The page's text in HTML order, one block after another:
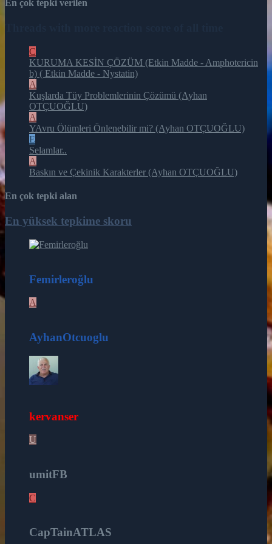
En çok tepki verilen
C
KURUMA KESİN ÇÖZÜM (Etkin Madde - Amphotericin
b) ( Etkin Madde - Nystatin)
A
Kuşlarda Tüy Problemlerinin Çözümü (Ayhan
OTÇUOĞLU)
A
YAvru Ölümleri Önlenebilir mi? (Ayhan OTÇUOĞLU)
E
Selamlar..
A
Baskın ve Çekinik Karakterler (Ayhan OTÇUOĞLU)
En çok tepki alan
En yüksek tepkime skoru
Femirleroğlu
A
AyhanOtcuoglu
kervanser
U
umitFB
C
CapTainATLAS